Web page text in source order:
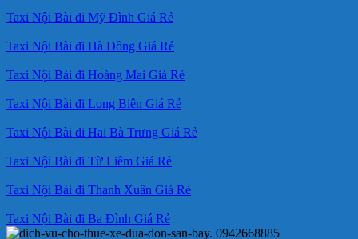
Taxi Nội Bài đi Mỹ Đình Giá Rẻ
Taxi Nội Bài đi Hà Đông Giá Rẻ
Taxi Nội Bài đi Hoàng Mai Giá Rẻ
Taxi Nội Bài đi Long Biên Giá Rẻ
Taxi Nội Bài đi Hai Bà Trưng Giá Rẻ
Taxi Nội Bài đi Từ Liêm Giá Rẻ
Taxi Nội Bài đi Thanh Xuân Giá Rẻ
Taxi Nội Bài đi Ba Đình Giá Rẻ